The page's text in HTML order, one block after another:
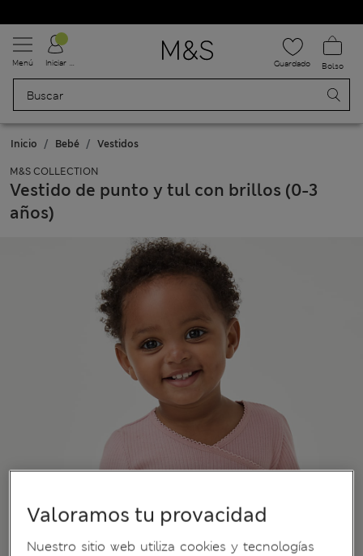
Menú Iniciar sesión Guardado Bolso
Inicio Bebé Vestidos
M&S COLLECTION
Vestido de punto y tul con brillos (0-3
años)
Valoramos tu provacidad
Nuestro sitio web utiliza cookies y tecnologías